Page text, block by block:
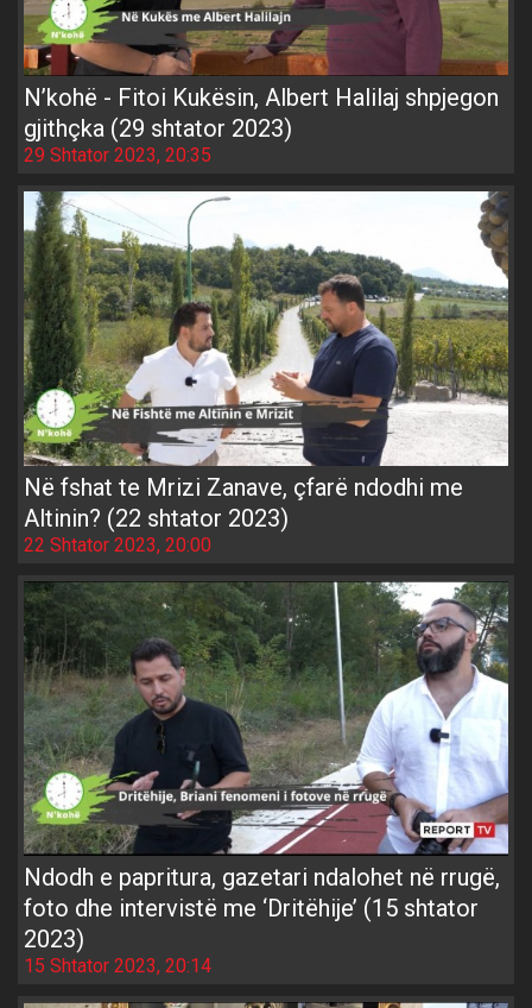
N’kohë - Fitoi Kukësin, Albert Halilaj shpjegon
gjithçka (29 shtator 2023)
29 Shtator 2023, 20:35
Në fshat te Mrizi Zanave, çfarë ndodhi me
Altinin? (22 shtator 2023)
22 Shtator 2023, 20:00
Ndodh e papritura, gazetari ndalohet në rrugë,
foto dhe intervistë me ‘Dritëhije’ (15 shtator
2023)
15 Shtator 2023, 20:14